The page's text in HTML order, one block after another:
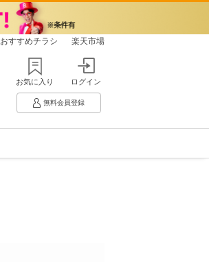
おすすめチラシ 楽天市場
お気に入り ログイン
無料会員登録